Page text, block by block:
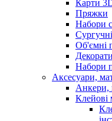
Карти
Пряжки
Набори
Об'ємні
Набори
Аксесуари,
Анкери,
Клейові